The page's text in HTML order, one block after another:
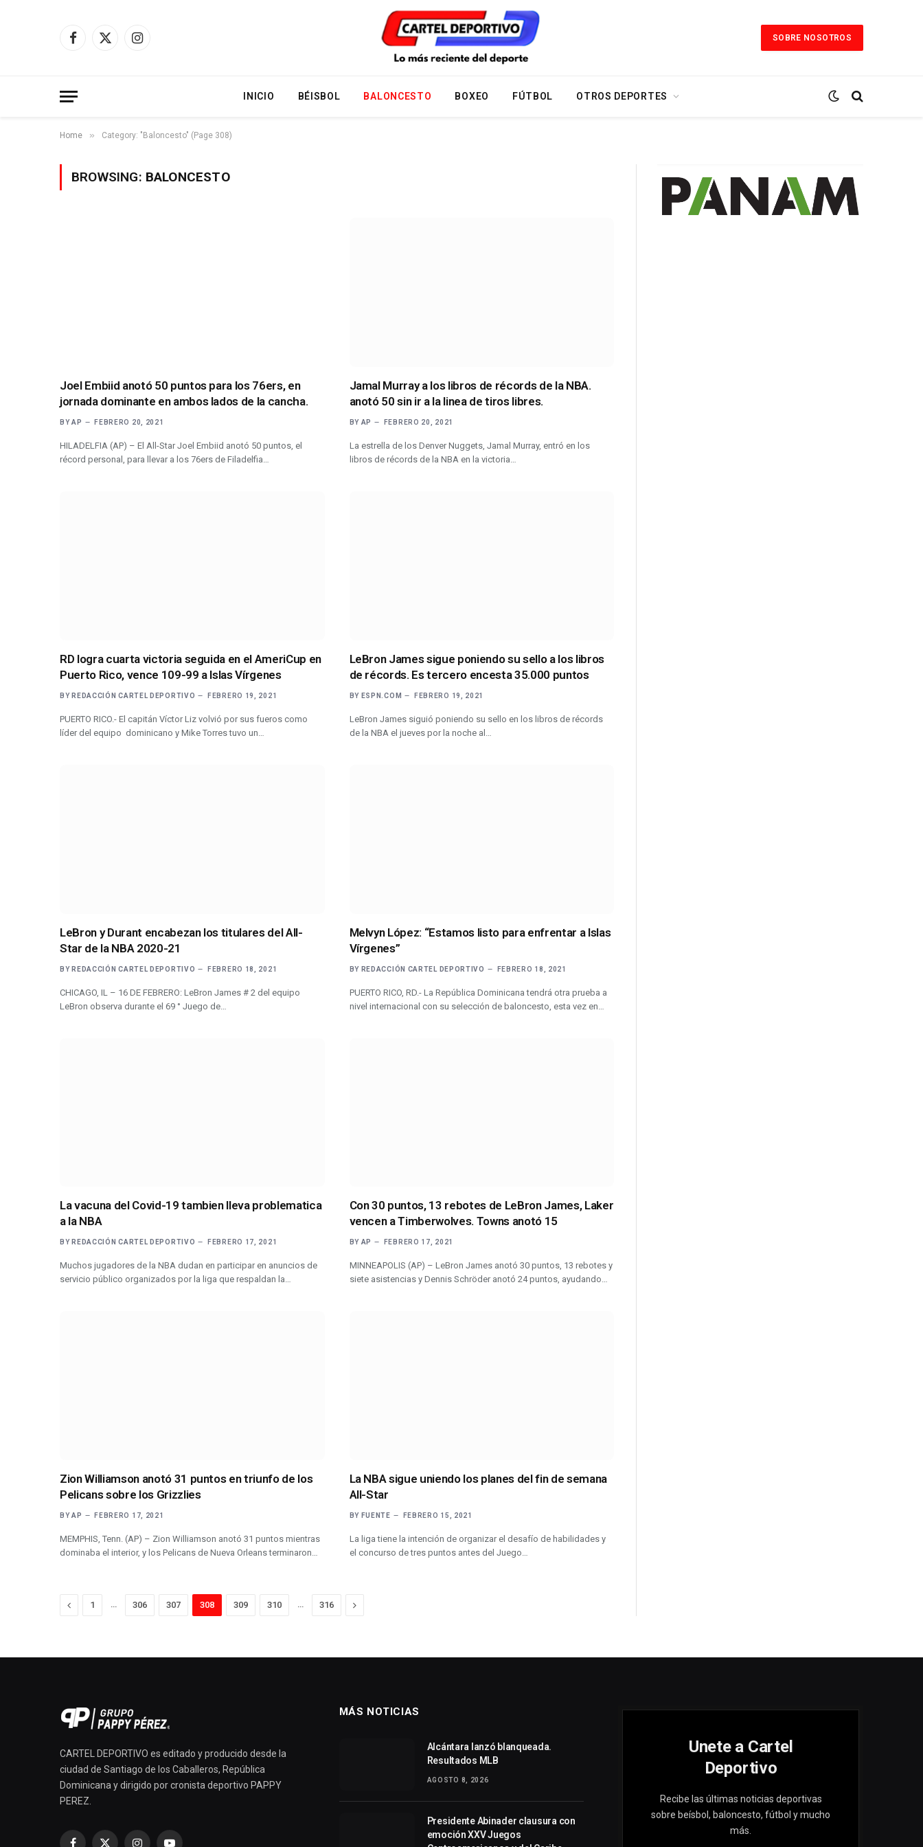
Facebook
X
Instagram
SOBRE NOSOTROS
INICIO BÉISBOL BALONCESTO BOXEO FÚTBOL OTROS DEPORTES
Home » Category: "Baloncesto" (Page 308)
BROWSING: BALONCESTO
Joel Embiid anotó 50 puntos para los 76ers, en
jornada dominante en ambos lados de la cancha.
BY AP FEBRERO 20, 2021
HILADELFIA (AP) – El All-Star Joel Embiid anotó 50 puntos, el
récord personal, para llevar a los 76ers de Filadelfia…
Jamal Murray a los libros de récords de la NBA.
anotó 50 sin ir a la linea de tiros libres.
BY AP FEBRERO 20, 2021
La estrella de los Denver Nuggets, Jamal Murray, entró en los
libros de récords de la NBA en la victoria…
RD logra cuarta victoria seguida en el AmeriCup en
Puerto Rico, vence 109-99 a Islas Vírgenes
BY REDACCIÓN CARTEL DEPORTIVO FEBRERO 19, 2021
PUERTO RICO.- El capitán Víctor Liz volvió por sus fueros como
líder del equipo dominicano y Mike Torres tuvo un…
LeBron James sigue poniendo su sello a los libros
de récords. Es tercero encesta 35.000 puntos
BY ESPN.COM FEBRERO 19, 2021
LeBron James siguió poniendo su sello en los libros de récords
de la NBA el jueves por la noche al…
LeBron y Durant encabezan los titulares del All-
Star de la NBA 2020-21
BY REDACCIÓN CARTEL DEPORTIVO FEBRERO 18, 2021
CHICAGO, IL – 16 DE FEBRERO: LeBron James # 2 del equipo
LeBron observa durante el 69 ° Juego de…
Melvyn López: “Estamos listo para enfrentar a Islas
Vírgenes”
BY REDACCIÓN CARTEL DEPORTIVO FEBRERO 18, 2021
PUERTO RICO, RD.- La República Dominicana tendrá otra prueba a
nivel internacional con su selección de baloncesto, esta vez en…
La vacuna del Covid-19 tambien lleva problematica
a la NBA
BY REDACCIÓN CARTEL DEPORTIVO FEBRERO 17, 2021
Muchos jugadores de la NBA dudan en participar en anuncios de
servicio público organizados por la liga que respaldan la…
Con 30 puntos, 13 rebotes de LeBron James, Laker
vencen a Timberwolves. Towns anotó 15
BY AP FEBRERO 17, 2021
MINNEAPOLIS (AP) – LeBron James anotó 30 puntos, 13 rebotes y
siete asistencias y Dennis Schröder anotó 24 puntos, ayudando…
Zion Williamson anotó 31 puntos en triunfo de los
Pelicans sobre los Grizzlies
BY AP FEBRERO 17, 2021
MEMPHIS, Tenn. (AP) – Zion Williamson anotó 31 puntos mientras
dominaba el interior, y los Pelicans de Nueva Orleans terminaron…
La NBA sigue uniendo los planes del fin de semana
All-Star
BY FUENTE FEBRERO 15, 2021
La liga tiene la intención de organizar el desafío de habilidades y
el concurso de tres puntos antes del Juego…
Previous
1 … 306 307 308 309 310 … 316 Next
CARTEL DEPORTIVO es editado y producido desde la
ciudad de Santiago de los Caballeros, República
Dominicana y dirigido por cronista deportivo PAPPY
PEREZ.
MÁS NOTICIAS
Alcántara lanzó blanqueada.
Resultados MLB
AGOSTO 8, 2026
Presidente Abinader clausura con
emoción XXV Juegos
Unete a Cartel
Deportivo
Recibe las últimas noticias deportivas
sobre beísbol, baloncesto, fútbol y mucho
más.